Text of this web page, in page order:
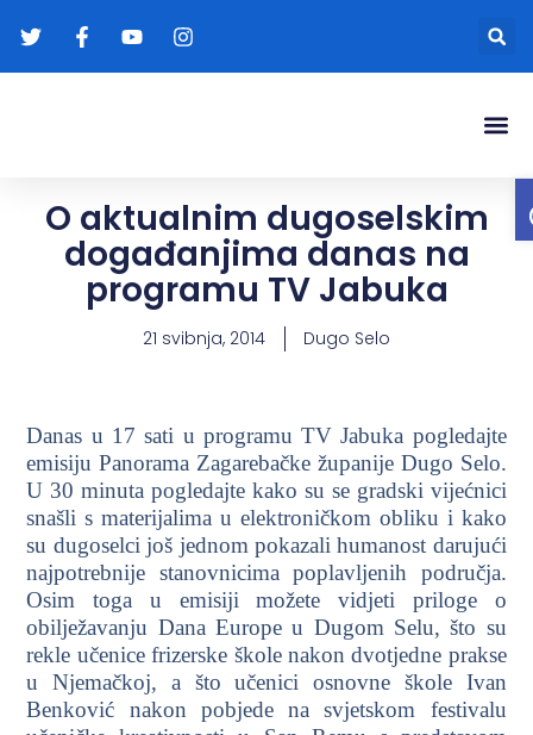
O aktualnim dugoselskim
događanjima danas na
programu TV Jabuka
21 svibnja, 2014 Dugo Selo
Danas u 17 sati u programu TV Jabuka pogledajte
emisiju Panorama Zagarebačke županije Dugo Selo.
U 30 minuta pogledajte kako su se gradski vijećnici
snašli s materijalima u elektroničkom obliku i kako
su dugoselci još jednom pokazali humanost darujući
najpotrebnije stanovnicima poplavljenih područja.
Osim toga u emisiji možete vidjeti priloge o
obilježavanju Dana Europe u Dugom Selu, što su
rekle učenice frizerske škole nakon dvotjedne prakse
u Njemačkoj, a što učenici osnovne škole Ivan
Benković nakon pobjede na svjetskom festivalu